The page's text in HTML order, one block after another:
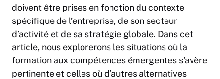
doivent être prises en fonction du contexte
spécifique de l’entreprise, de son secteur
d’activité et de sa stratégie globale. Dans cet
article, nous explorerons les situations où la
formation aux compétences émergentes s’avère
pertinente et celles où d’autres alternatives